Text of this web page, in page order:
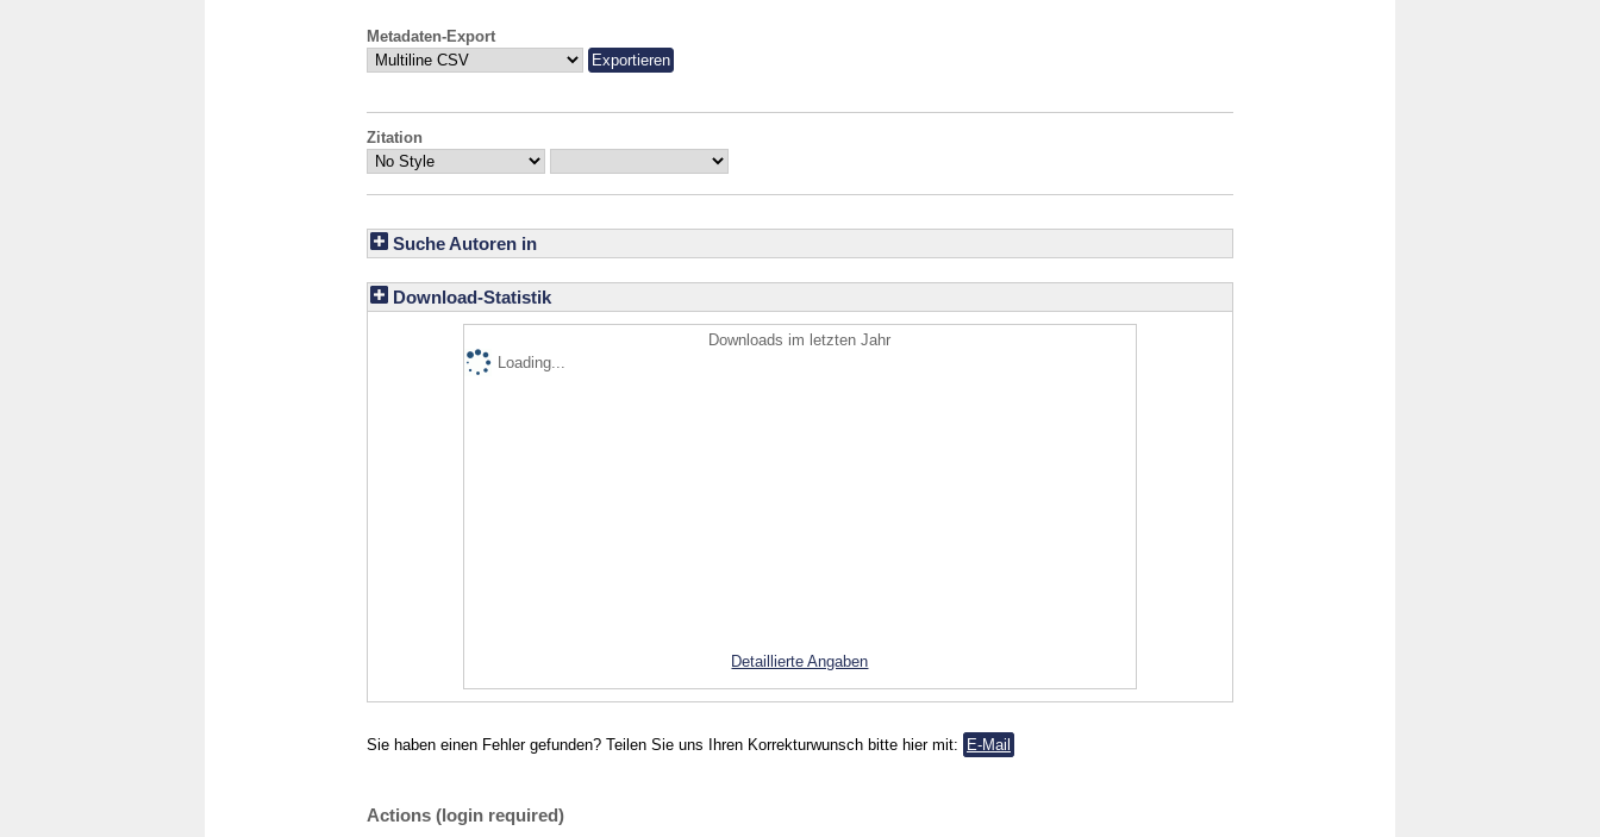
Metadaten-Export
Zitation
Suche Autoren in
Download-Statistik
Downloads im letzten Jahr
Loading...
Detaillierte Angaben
Sie haben einen Fehler gefunden? Teilen Sie uns Ihren Korrekturwunsch bitte hier mit: E-Mail
Actions (login required)